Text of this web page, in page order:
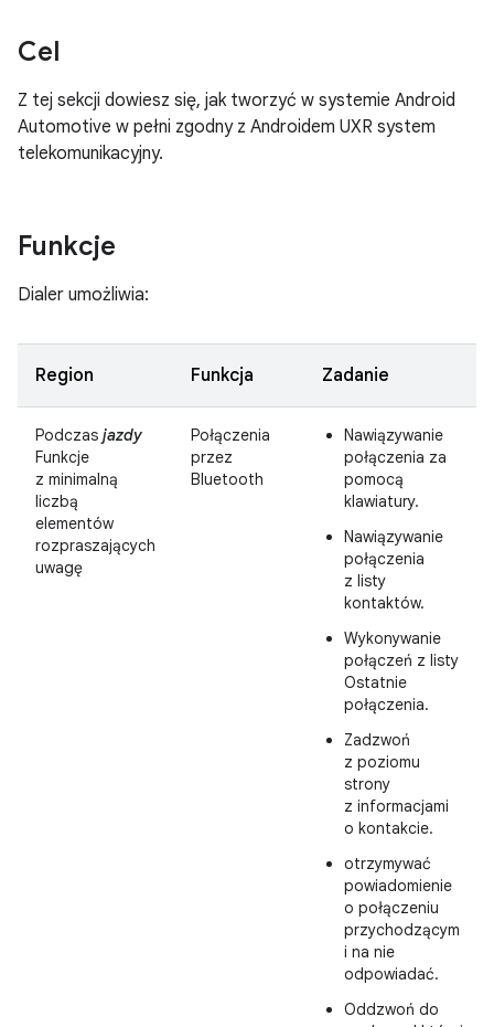
Cel
Z tej sekcji dowiesz się, jak tworzyć w systemie Android
Automotive w pełni zgodny z Androidem UXR system
telekomunikacyjny.
Funkcje
Dialer umożliwia:
Region Funkcja Zadanie
Podczas jazdy
Funkcje
z minimalną
liczbą
elementów
rozpraszających
uwagę
Połączenia
przez
Bluetooth
Nawiązywanie
połączenia za
pomocą
klawiatury.
Nawiązywanie
połączenia
z listy
kontaktów.
Wykonywanie
połączeń z listy
Ostatnie
połączenia.
Zadzwoń
z poziomu
strony
z informacjami
o kontakcie.
otrzymywać
powiadomienie
o połączeniu
przychodzącym
i na nie
odpowiadać.
Oddzwoń do